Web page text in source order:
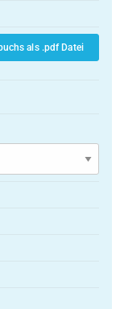
als .pdf Datei